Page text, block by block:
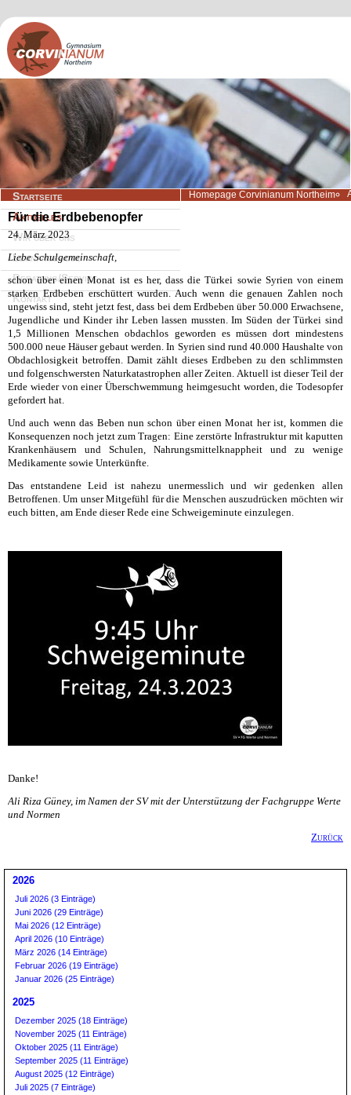
Navigation
überspringen
Startseite
Aktuelles
Wir über uns
Lernangebote
Beratung/Service
Kontakt
Homepage Corvinianum Northeim
Für die Erdbebenopfer
24. März 2023
Liebe Schulgemeinschaft,
schonüber einen Monat ist es her, dass die Türkei sowie Syrien von einem
starken Erdbeben erschüttert wurden.Auch wenn die genauen Zahlen noch
ungewiss sind, steht jetzt fest, dass bei dem Erdbeben über 50.000 Erwachsene,
Jugendliche und Kinder ihr Leben lassen mussten. Im Süden der Türkei sind
1,5 Millionen Menschen obdachlos geworden es müssen dort mindestens
500.000 neue Häuser gebaut werden. In Syrien sind rund 40.000 Haushalte von
Obdachlosigkeit betroffen. Damit zählt dieses Erdbeben zu den schlimmsten
und folgenschwersten Naturkatastrophen aller Zeiten. Aktuell ist dieser Teil der
Erde wieder von einer Überschwemmung heimgesucht worden, die Todesopfer
gefordert hat.
Und auch wenn das Beben nun schon über einen Monat her ist, kommen die
Konsequenzen noch jetzt zum Tragen: Eine zerstörte Infrastruktur mit kaputten
Krankenhäusern und Schulen, Nahrungsmittelknappheit und zu wenige
Medikamente sowie Unterkünfte.
Das entstandene Leid ist nahezu unermesslich und wir gedenken allen
Betroffenen.Um unser Mitgefühl für die Menschen auszudrücken möchten wir
euch bitten, am Ende dieser Rede eine Schweigeminute einzulegen.
Danke!
Ali Riza Güney, im Namen der SV mit der Unterstützung der Fachgruppe Werte
und Normen
Zurück
2026
Juli 2026 (3 Einträge)
Juni 2026 (29 Einträge)
Mai 2026 (12 Einträge)
April 2026 (10 Einträge)
März 2026 (14 Einträge)
Februar 2026 (19 Einträge)
Januar 2026 (25 Einträge)
2025
Dezember 2025 (18 Einträge)
November 2025 (11 Einträge)
Oktober 2025 (11 Einträge)
September 2025 (11 Einträge)
August 2025 (12 Einträge)
Juli 2025 (7 Einträge)